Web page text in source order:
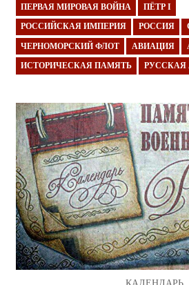
ПЕРВАЯ МИРОВАЯ ВОЙНА ПЁТР I
РОССИЙСКАЯ ИМПЕРИЯ РОССИЯ
ЧЕРНОМОРСКИЙ ФЛОТ АВИАЦИЯ
ИСТОРИЧЕСКАЯ ПАМЯТЬ РУССКАЯ